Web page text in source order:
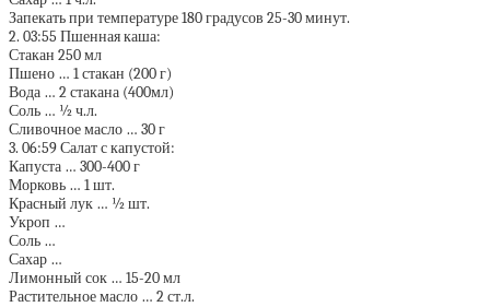
Запекать при температуре 180 градусов 25-30 минут.
2. 03:55 Пшенная каша:
Стакан 250 мл
Пшено … 1 стакан (200 г)
Вода … 2 стакана (400мл)
Соль … ½ ч.л.
Сливочное масло … 30 г
3. 06:59 Салат с капустой:
Капуста … 300-400 г
Морковь … 1 шт.
Красный лук … ½ шт.
Укроп …
Соль …
Сахар …
Лимонный сок … 15-20 мл
Растительное масло … 2 ст.л.